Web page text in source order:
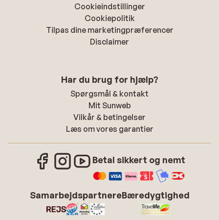
Cookieindstillinger
Cookiepolitik
Tilpas dine marketingpræferencer
Disclaimer
Har du brug for hjælp?
Spørgsmål & kontakt
Mit Sunweb
Vilkår & betingelser
Læs om vores garantier
Betal sikkert og nemt
SamarbejdspartnereBæredygtighed